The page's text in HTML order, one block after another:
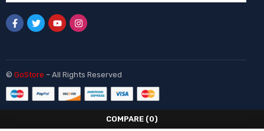
© GoStore – All Rights Reserved
COMPARE (0)